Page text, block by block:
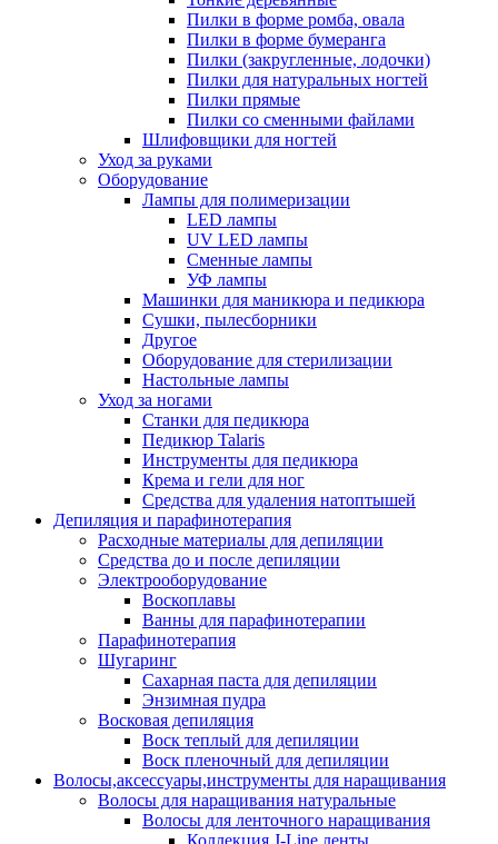
Пилки в форме ромба, овала
Пилки в форме бумеранга
Пилки (закругленные, лодочки)
Пилки для натуральных ногтей
Пилки прямые
Пилки со сменными файлами
Шлифовщики для ногтей
Уход за руками
Оборудование
Лампы для полимеризации
LED лампы
UV LED лампы
Сменные лампы
УФ лампы
Машинки для маникюра и педикюра
Сушки, пылесборники
Другое
Оборудование для стерилизации
Настольные лампы
Уход за ногами
Станки для педикюра
Педикюр Talaris
Инструменты для педикюра
Крема и гели для ног
Средства для удаления натоптышей
Депиляция и парафинотерапия
Расходные материалы для депиляции
Средства до и после депиляции
Электрооборудование
Воскоплавы
Ванны для парафинотерапии
Парафинотерапия
Шугаринг
Сахарная паста для депиляции
Энзимная пудра
Восковая депиляция
Воск теплый для депиляции
Воск пленочный для депиляции
Волосы,аксессуары,инструменты для наращивания
Волосы для наращивания натуральные
Волосы для ленточного наращивания